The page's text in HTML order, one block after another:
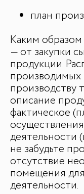
план
Каким
— от закупки
продукции.
производимых
производству
описание
фактическое
деятельности
не забудьте
отсутствие
помещения
деятельности.